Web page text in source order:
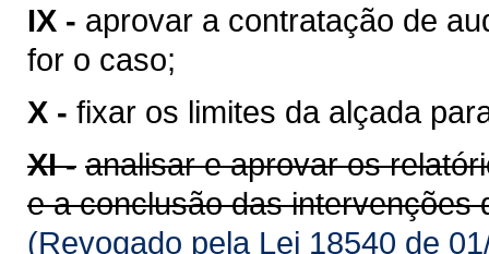
IX - aprovar a contratação de
for o caso;
X - fixar os limites da alçada
XI - analisar e aprovar os
e a conclusão das intervenções
(Revogado pela Lei 18540 de